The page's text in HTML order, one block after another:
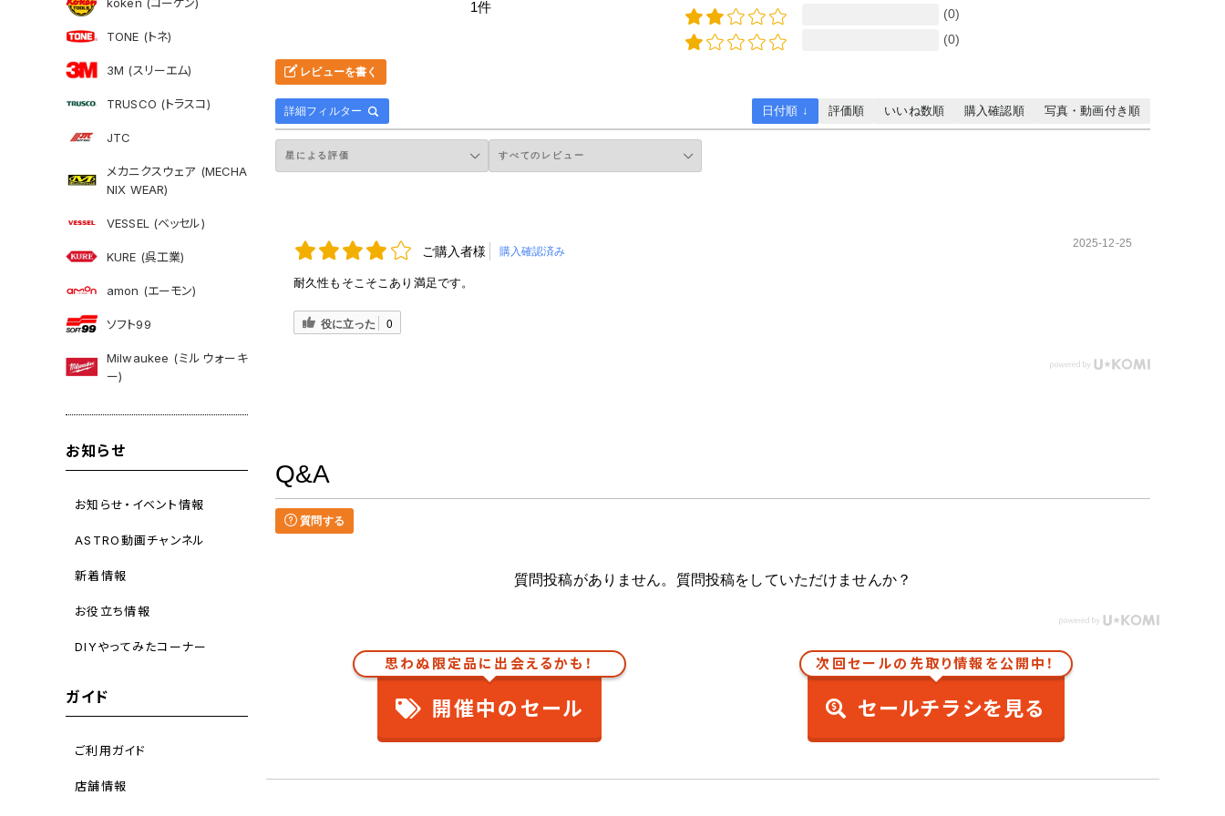
TONE (トネ)
3M (スリーエム)
TRUSCO (トラスコ)
JTC
メカニクスウェア (MECHA
NIX WEAR)
VESSEL (ベッセル)
KURE (呉工業)
amon (エーモン)
ソフト99
Milwaukee (ミルウォーキ
ー)
お知らせ
お知らせ・イベント情報
ASTRO動画チャンネル
新着情報
お役立ち情報
DIYやってみたコーナー
ガイド
ご利用ガイド
店舗情報
1件
(0)
(0)
レビューを書く
詳細フィルター 日付順 ↓ 評価順 いいね数順 購入確認順 写真・動画付き順
ご購入者様 購入確認済み
2025-12-25
耐久性もそこそこあり満足です。
役に立った 0
Q&A
質問する
質問投稿がありません。質問投稿をしていただけませんか？
思わぬ限定品に出会えるかも！
開催中のセール
次回セールの先取り情報を公開中！
セールチラシを見る